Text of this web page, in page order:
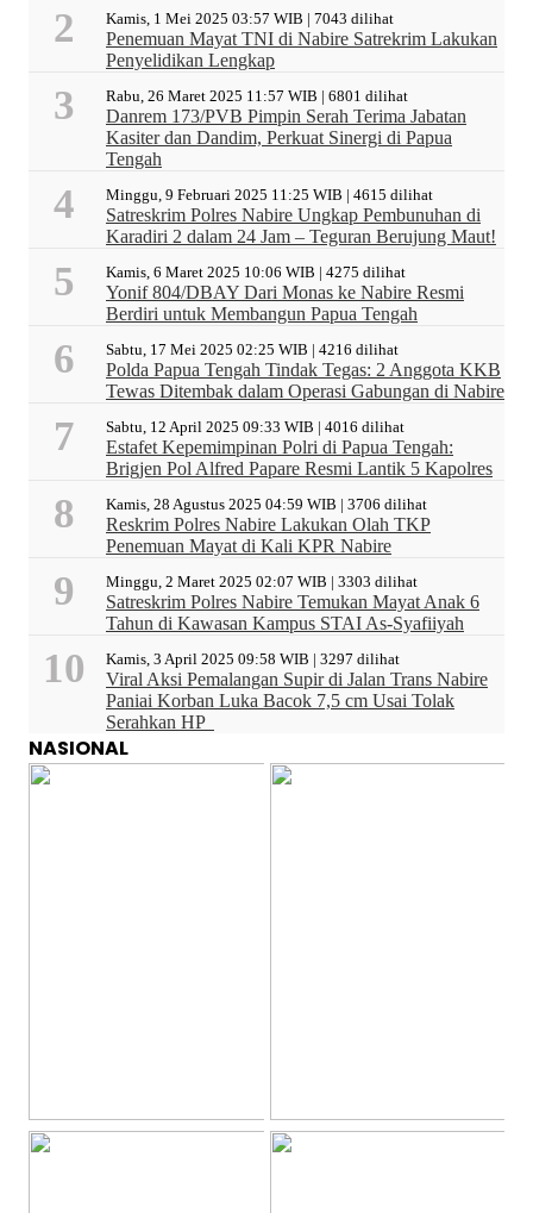
Kamis, 1 Mei 2025 03:57 WIB | 7043 dilihat
Penemuan Mayat TNI di Nabire Satrekrim Lakukan
Penyelidikan Lengkap
Rabu, 26 Maret 2025 11:57 WIB | 6801 dilihat
Danrem 173/PVB Pimpin Serah Terima Jabatan
Kasiter dan Dandim, Perkuat Sinergi di Papua
Tengah
Minggu, 9 Februari 2025 11:25 WIB | 4615 dilihat
Satreskrim Polres Nabire Ungkap Pembunuhan di
Karadiri 2 dalam 24 Jam – Teguran Berujung Maut!
Kamis, 6 Maret 2025 10:06 WIB | 4275 dilihat
Yonif 804/DBAY Dari Monas ke Nabire Resmi
Berdiri untuk Membangun Papua Tengah
Sabtu, 17 Mei 2025 02:25 WIB | 4216 dilihat
Polda Papua Tengah Tindak Tegas: 2 Anggota KKB
Tewas Ditembak dalam Operasi Gabungan di Nabire
Sabtu, 12 April 2025 09:33 WIB | 4016 dilihat
Estafet Kepemimpinan Polri di Papua Tengah:
Brigjen Pol Alfred Papare Resmi Lantik 5 Kapolres
Kamis, 28 Agustus 2025 04:59 WIB | 3706 dilihat
Reskrim Polres Nabire Lakukan Olah TKP
Penemuan Mayat di Kali KPR Nabire
Minggu, 2 Maret 2025 02:07 WIB | 3303 dilihat
Satreskrim Polres Nabire Temukan Mayat Anak 6
Tahun di Kawasan Kampus STAI As-Syafiiyah
Kamis, 3 April 2025 09:58 WIB | 3297 dilihat
Viral Aksi Pemalangan Supir di Jalan Trans Nabire
Paniai Korban Luka Bacok 7,5 cm Usai Tolak
Serahkan HP
NASIONAL